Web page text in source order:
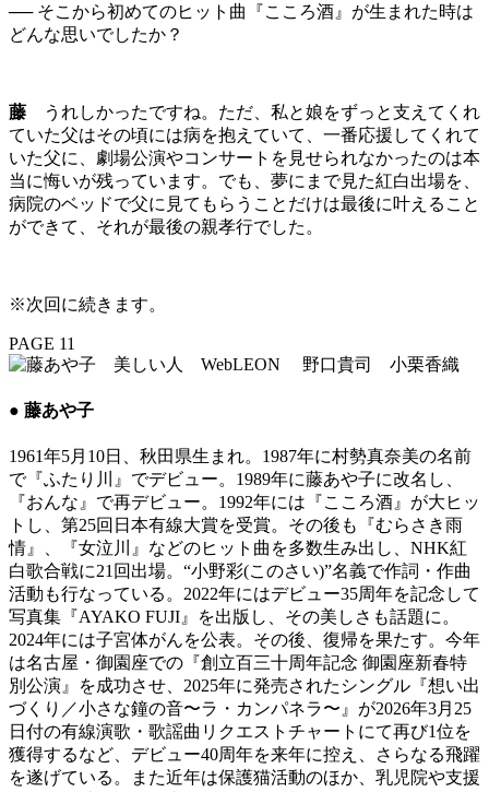
── そこから初めてのヒット曲『こころ酒』が生まれた時は
どんな思いでしたか？
藤
うれしかったですね。ただ、私と娘をずっと支えてくれ
ていた父はその頃には病を抱えていて、一番応援してくれて
いた父に、劇場公演やコンサートを見せられなかったのは本
当に悔いが残っています。でも、夢にまで見た紅白出場を、
病院のベッドで父に見てもらうことだけは最後に叶えること
ができて、それが最後の親孝行でした。
※次回に続きます。
PAGE 11
● 藤あや子
1961年5月10日、秋田県生まれ。1987年に村勢真奈美の名前
で『ふたり川』でデビュー。1989年に藤あや子に改名し、
『おんな』で再デビュー。1992年には『こころ酒』が大ヒッ
トし、第25回日本有線大賞を受賞。その後も『むらさき雨
情』、『女泣川』などのヒット曲を多数生み出し、NHK紅
白歌合戦に21回出場。“小野彩(このさい)”名義で作詞・作曲
活動も行なっている。2022年にはデビュー35周年を記念して
写真集『AYAKO FUJI』を出版し、その美しさも話題に。
2024年には子宮体がんを公表。その後、復帰を果たす。今年
は名古屋・御園座での『創立百三十周年記念 御園座新春特
別公演』を成功させ、2025年に発売されたシングル『想い出
づくり／小さな鐘の音〜ラ・カンパネラ〜』が2026年3月25
日付の有線演歌・歌謡曲リクエストチャートにて再び1位を
獲得するなど、デビュー40周年を来年に控え、さらなる飛躍
を遂げている。また近年は保護猫活動のほか、乳児院や支援